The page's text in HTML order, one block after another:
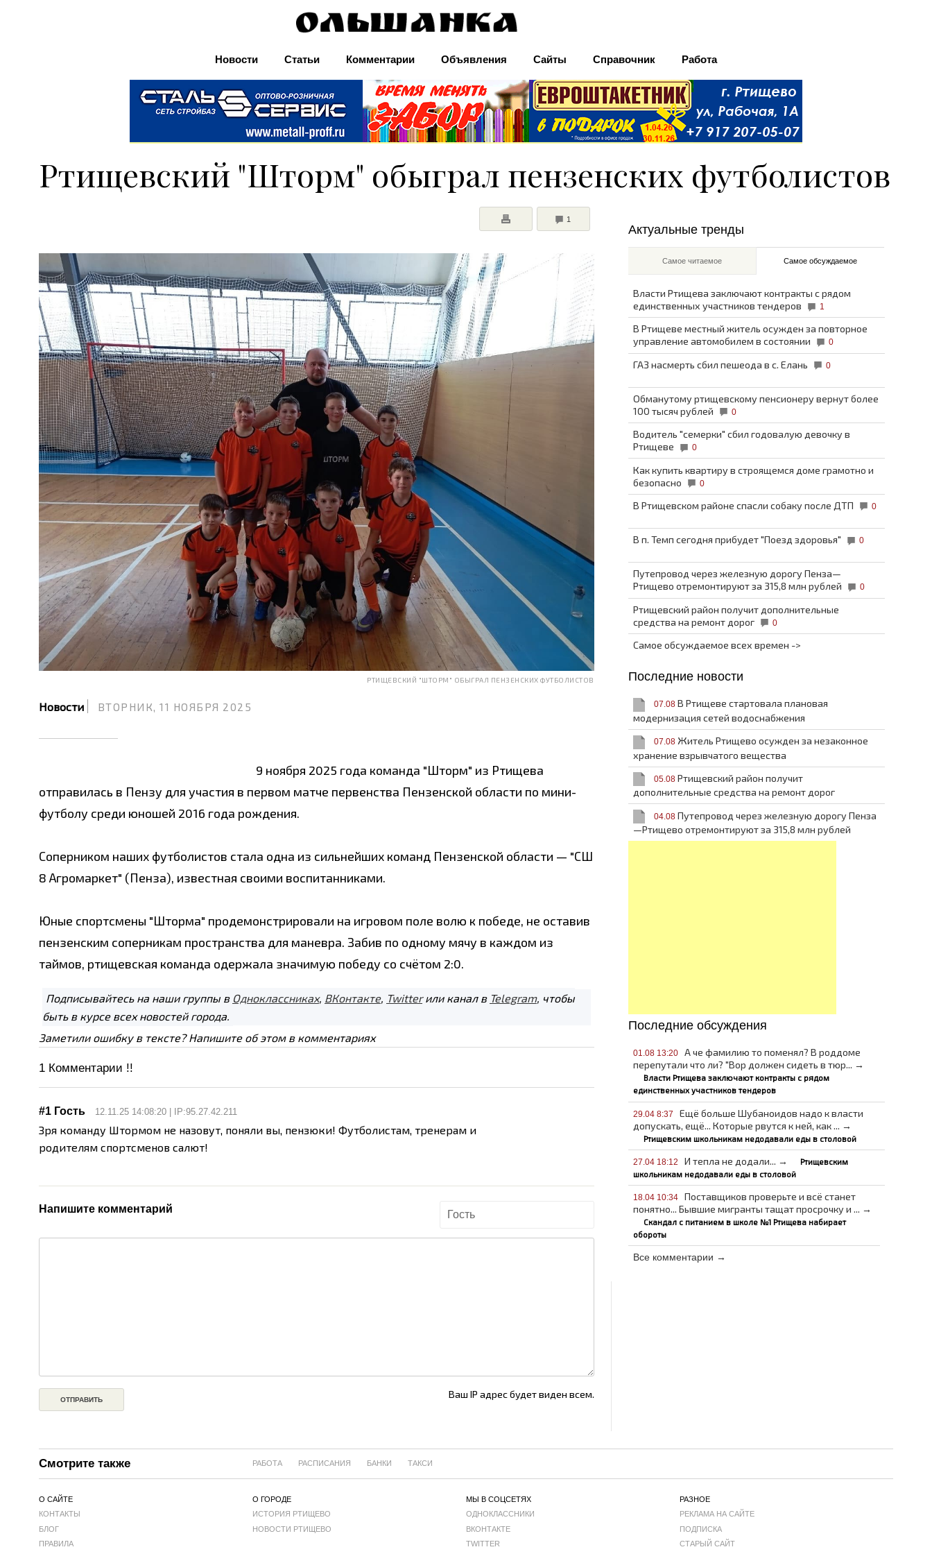
Новости Статьи Комментарии Объявления Сайты Справочник Работа
Ртищевский "Шторм" обыграл пензенских футболистов
1
РТИЩЕВСКИЙ "ШТОРМ" ОБЫГРАЛ ПЕНЗЕНСКИХ ФУТБОЛИСТОВ
Новости ВТОРНИК, 11 НОЯБРЯ 2025
9 ноября 2025 года команда "Шторм" из Ртищева
отправилась в Пензу для участия в первом матче первенства Пензенской области по мини-
футболу среди юношей 2016 года рождения.
Соперником наших футболистов стала одна из сильнейших команд Пензенской области — "СШ
8 Агромаркет" (Пенза), известная своими воспитанниками.
Юные спортсмены "Шторма" продемонстрировали на игровом поле волю к победе, не оставив
пензенским соперникам пространства для маневра. Забив по одному мячу в каждом из
таймов, ртищевская команда одержала значимую победу со счётом 2:0.
Подписывайтесь на наши группы в Одноклассниках, ВКонтакте, Twitterили канал в Telegram, чтобы
быть в курсе всех новостей города.
Заметили ошибку в тексте? Напишите об этом в комментариях
1 Комментарии !!
#1 Гость 12.11.25 14:08:20 | IP:95.27.42.211
Зря команду Штормом не назовут, поняли вы, пензюки! Футболистам, тренерам и
родителям спортсменов салют!
Напишите комментарий
Ваш IP адрес будет виден всем.
Актуальные тренды
Самое читаемое Самое обсуждаемое
Власти Ртищева заключают контракты с рядом
единственных участников тендеров
1
В Ртищеве местный житель осужден за повторное
управление автомобилем в состоянии
0
ГАЗ насмерть сбил пешеода в с. Елань 0
Обманутому ртищевскому пенсионеру вернут более
100 тысяч рублей
0
Водитель "семерки" сбил годовалую девочку в
Ртищеве
0
Как купить квартиру в строящемся доме грамотно и
безопасно
0
В Ртищевском районе спасли собаку после ДТП 0
В п. Темп сегодня прибудет "Поезд здоровья" 0
Путепровод через железную дорогу Пенза—
Ртищево отремонтируют за 315,8 млн рублей
0
Ртищевский район получит дополнительные
средства на ремонт дорог
0
Самое обсуждаемое всех времен ->
Последние новости
07.08В Ртищеве стартовала плановая
модернизация сетей водоснабжения
07.08Житель Ртищево осужден за незаконное
хранение взрывчатого вещества
05.08Ртищевский район получит
дополнительные средства на ремонт дорог
04.08Путепровод через железную дорогу Пенза
—Ртищево отремонтируют за 315,8 млн рублей
Последние обсуждения
01.08 13:20
А че фамилию то поменял? В роддоме
перепутали что ли? "Вор должен сидеть в тюр... →
Власти Ртищева заключают контракты с рядом
единственных участников тендеров
29.04 8:37
Ещё больше Шубаноидов надо к власти
допускать, ещё... Которые рвутся к ней, как ... →
Ртищевским школьникам недодавали еды в столовой
27.04 18:12 И тепла не додали... →
Ртищевским
школьникам недодавали еды в столовой
18.04 10:34
Поставщиков проверьте и всё станет
понятно... Бывшие мигранты тащат просрочку и ... →
Скандал с питанием в школе №1 Ртищева набирает
обороты
Все комментарии →
Смотрите также РАБОТА РАСПИСАНИЯ БАНКИ ТАКСИ
О САЙТЕ
КОНТАКТЫ
БЛОГ
ПРАВИЛА
О ГОРОДЕ
ИСТОРИЯ РТИЩЕВО
НОВОСТИ РТИЩЕВО
МЫ В СОЦСЕТЯХ
ОДНОКЛАССНИКИ
ВКОНТАКТЕ
TWITTER
РАЗНОЕ
РЕКЛАМА НА САЙТЕ
ПОДПИСКА
СТАРЫЙ САЙТ